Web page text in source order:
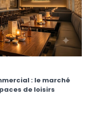
: le marché
de loisirs